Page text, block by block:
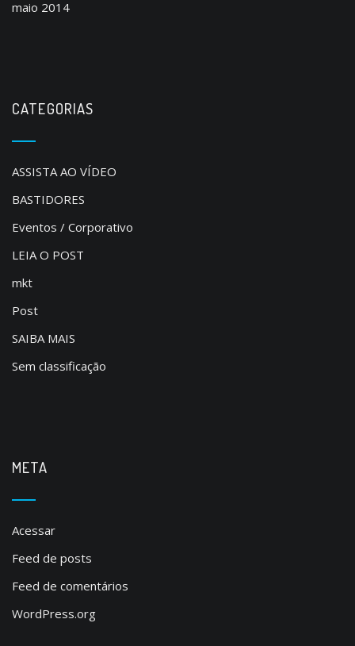
maio 2014
CATEGORIAS
ASSISTA AO VÍDEO
BASTIDORES
Eventos / Corporativo
LEIA O POST
mkt
Post
SAIBA MAIS
Sem classificação
META
Acessar
Feed de posts
Feed de comentários
WordPress.org